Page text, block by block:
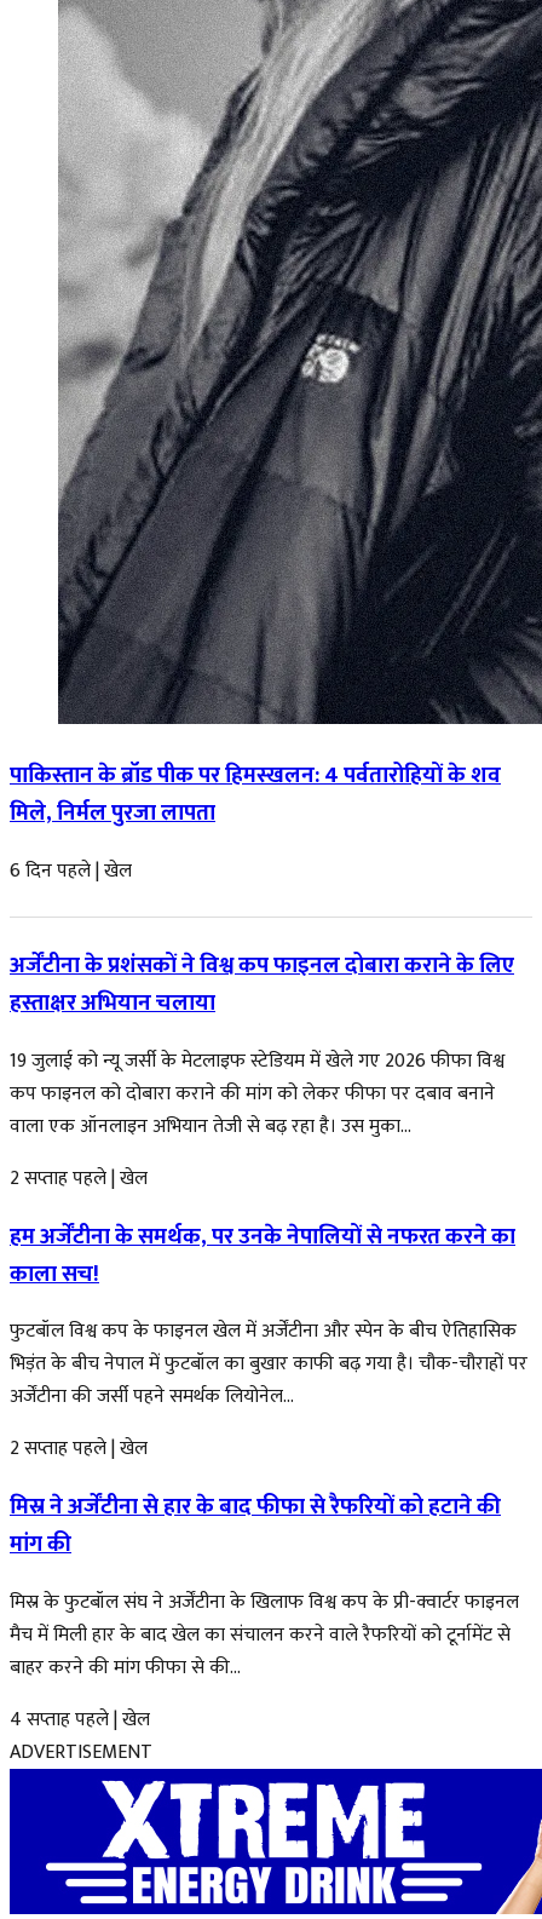
पाकिस्तान के ब्रॉड पीक पर हिमस्खलन: 4 पर्वतारोहियों के शव
मिले, निर्मल पुरजा लापता
6 दिन पहले|खेल
अर्जेंटीना के प्रशंसकों ने विश्व कप फाइनल दोबारा कराने के लिए
हस्ताक्षर अभियान चलाया
19 जुलाई को न्यू जर्सी के मेटलाइफ स्टेडियम में खेले गए 2026 फीफा विश्व
कप फाइनल को दोबारा कराने की मांग को लेकर फीफा पर दबाव बनाने
वाला एक ऑनलाइन अभियान तेजी से बढ़ रहा है। उस मुका...
2 सप्ताह पहले|खेल
हम अर्जेंटीना के समर्थक, पर उनके नेपालियों से नफरत करने का
काला सच!
फुटबॉल विश्व कप के फाइनल खेल में अर्जेंटीना और स्पेन के बीच ऐतिहासिक
भिड़ंत के बीच नेपाल में फुटबॉल का बुखार काफी बढ़ गया है। चौक-चौराहों पर
अर्जेंटीना की जर्सी पहने समर्थक लियोनेल...
2 सप्ताह पहले|खेल
मिस्र ने अर्जेंटीना से हार के बाद फीफा से रैफरियों को हटाने की
मांग की
मिस्र के फुटबॉल संघ ने अर्जेंटीना के खिलाफ विश्व कप के प्री-क्वार्टर फाइनल
मैच में मिली हार के बाद खेल का संचालन करने वाले रैफरियों को टूर्नामेंट से
बाहर करने की मांग फीफा से की...
4 सप्ताह पहले|खेल
ADVERTISEMENT